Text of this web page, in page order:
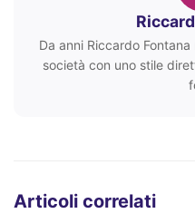
Da anni Riccardo
società con uno stile
Articoli correlati